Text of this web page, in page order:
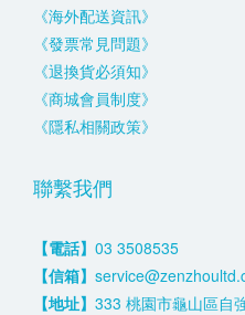
《海外配送資訊》
《發票常見問題》
《退換貨必須知》
《商城會員制度》
《隱私相關政策》
聯繫我們
【電話】 03 3508535
【信箱】
【地址】 333 桃園市龜山區自